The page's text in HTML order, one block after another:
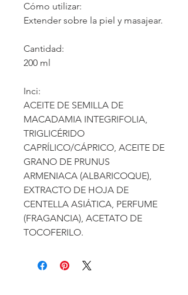
Cómo utilizar:
Extender sobre la piel y masajear.
Cantidad:
200 ml
Inci:
ACEITE DE SEMILLA DE
MACADAMIA INTEGRIFOLIA,
TRIGLICÉRIDO
CAPRÍLICO/CÁPRICO, ACEITE DE
GRANO DE PRUNUS
ARMENIACA (ALBARICOQUE),
EXTRACTO DE HOJA DE
CENTELLA ASIÁTICA, PERFUME
(FRAGANCIA), ACETATO DE
TOCOFERILO.